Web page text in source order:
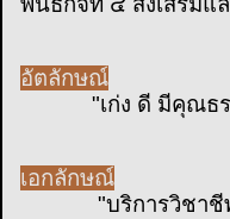
อัตลักษณ์
"เก่ง ดี มีคุณธร
เอกลักษณ์
"บริการวิชาชีพ